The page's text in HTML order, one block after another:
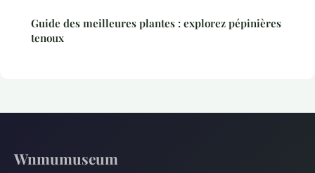
Guide des meilleures plantes : explorez pépinières
tenoux
Wnmumuseum